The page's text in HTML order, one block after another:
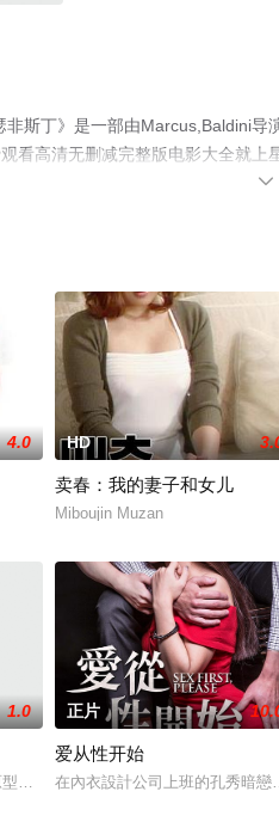
斯丁》是一部由Marcus,Baldini导
看高清无删减完整版电影大全就

4.0 HD
卖春：我的妻子和女儿
Miboujin Muzan
1.0
是真实的云南民族地区的“村官英雄
正片
爱从性开始
在內衣設計公司上班的孔秀暗